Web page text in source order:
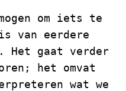
om iets te
van eerdere
Het gaat verder
het omvat
wat we